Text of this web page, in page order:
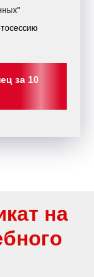
за 10
на